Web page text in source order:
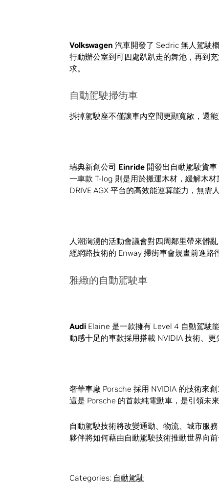
Volkswagen 汽車開發了 Sedric 無人駕駛
行動辦公室到可四處趴趴走的舞池，再到
求。
自動駕駛掃街車
拆掉駕駛座不僅讓車內空間更顯寬敞，還
瑞典新創公司 Einride 開發出自動駕駛貨
一車款 T-log 則是用於搬運木材，緩解木
DRIVE AGX 平台的高效能運算能力，無需
人潮洶湧的活動會議會對四周鄰里帶來髒
經網路技術的 Enway 掃街車會規畫前進
雅緻的自動駕駛車
Audi Elaine 是一款擁有 Level 4 自動駕駛
動感十足的車款採用搭載 NVIDIA 技術、
奢華車廠 Porsche 採用 NVIDIA 的技術來
這是 Porsche 的首款純電動車，是引領未
自動駕駛技術將改變通勤、物流、城市服
夥伴將如何藉由自動駕駛技術推動世界向
Categories: 自動駕駛